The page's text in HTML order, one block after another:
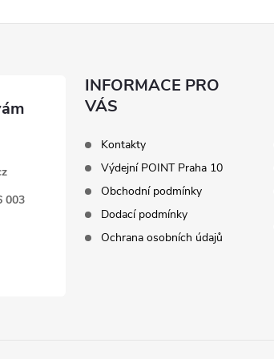
003
INFORMACE PRO
VÁS
Kontakty
Výdejní POINT Praha 10
Obchodní podmínky
Dodací podmínky
Ochrana osobních údajů